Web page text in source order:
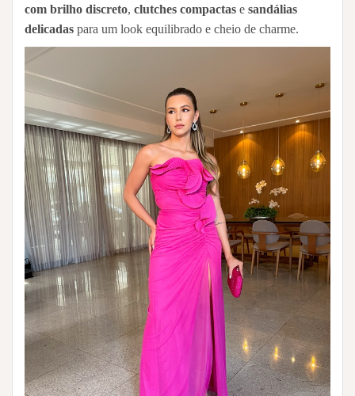
com brilho discreto, clutches compactas e sandálias
delicadas para um look equilibrado e cheio de charme.